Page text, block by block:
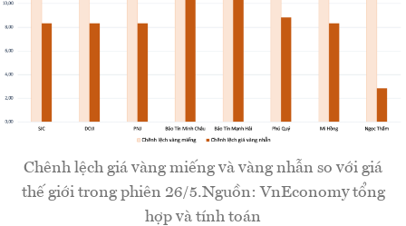
Chênh lệch giá vàng miếng và vàng nhẫn so với giá
thế giới trong phiên 26/5.Nguồn: VnEconomy tổng
hợp và tính toán